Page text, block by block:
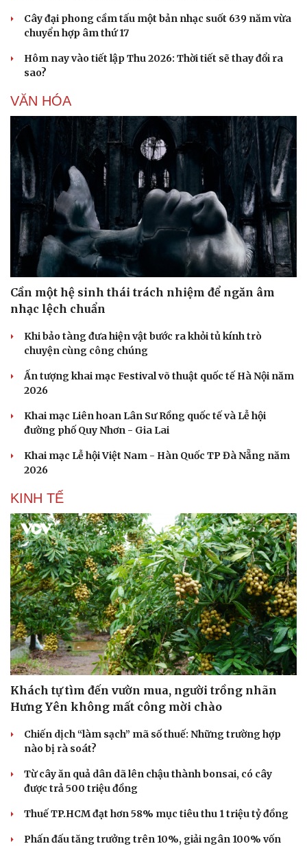
Văn hóa
Sân khấu - Điện ảnh
Văn học
Di sản
Giải trí
Nghệ sĩ
Cây đại phong cầm tấu một bản nhạc suốt 639 năm vừa
chuyển hợp âm thứ 17
Hôm nay vào tiết lập Thu 2026: Thời tiết sẽ thay đổi ra
sao?
VĂN HÓA
Cần một hệ sinh thái trách nhiệm để ngăn âm
nhạc lệch chuẩn
Khi bảo tàng đưa hiện vật bước ra khỏi tủ kính trò
chuyện cùng công chúng
Ấn tượng khai mạc Festival võ thuật quốc tế Hà Nội năm
2026
Khai mạc Liên hoan Lân Sư Rồng quốc tế và Lễ hội
đường phố Quy Nhơn - Gia Lai
Khai mạc Lễ hội Việt Nam - Hàn Quốc TP Đà Nẵng năm
2026
KINH TẾ
Khách tự tìm đến vườn mua, người trồng nhãn
Hưng Yên không mất công mời chào
Chiến dịch “làm sạch” mã số thuế: Những trường hợp
nào bị rà soát?
Từ cây ăn quả dân dã lên chậu thành bonsai, có cây
được trả 500 triệu đồng
Thuế TP.HCM đạt hơn 58% mục tiêu thu 1 triệu tỷ đồng
Phấn đấu tăng trưởng trên 10%, giải ngân 100% vốn